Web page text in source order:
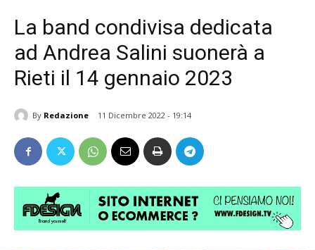
La band condivisa dedicata
ad Andrea Salini suonerà a
Rieti il 14 gennaio 2023
By Redazione 11 Dicembre 2022 - 19:14